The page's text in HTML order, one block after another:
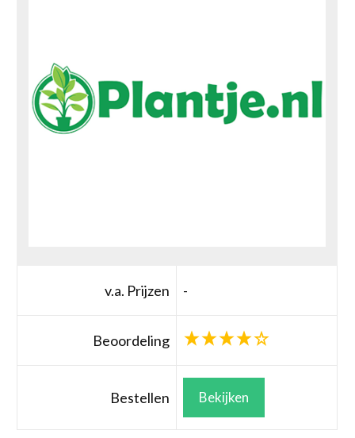
v.a. Prijzen -
Beoordeling
Bestellen Bekijken